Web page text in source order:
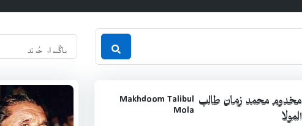
مخدوم محمد زمان طالب
المولا
Makhdoom Talibul
Mola